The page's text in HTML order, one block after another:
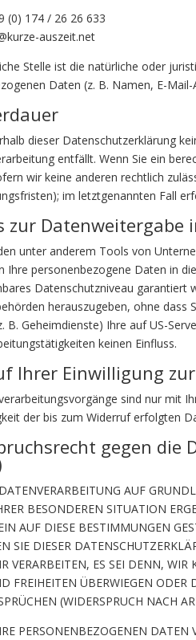
(0) 174 / 26 26 633
auszeit.net
Stelle ist die natürliche oder
Daten (z. B. Namen, E-
dieser Datenschutzerklärung
entfällt. Wenn Sie ein
wir keine anderen rechtlich
im letztgenannten Fall
zur Datenweitergabe
unter anderem Tools von
Ihre personenbezogene Daten in
Datenschutzniveau
herauszugeben, ohne dass
B. Geheimdienste) Ihre auf US-
keinen Einfluss.
Ihrer Einwilligung
sind nur mit
der bis zum Widerruf erfolgten
gegen die
AUF
BESONDEREN SITUATION
AUF DIESE BESTIMMUNGEN
SIE DIESER
VERARBEITEN, ES SEI DENN,
FREIHEITEN ÜBERWIEGEN
(WIDERSPRUCH NACH
PERSONENBEZOGENEN DATEN